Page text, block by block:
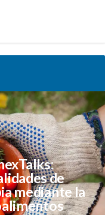
de
mediante la